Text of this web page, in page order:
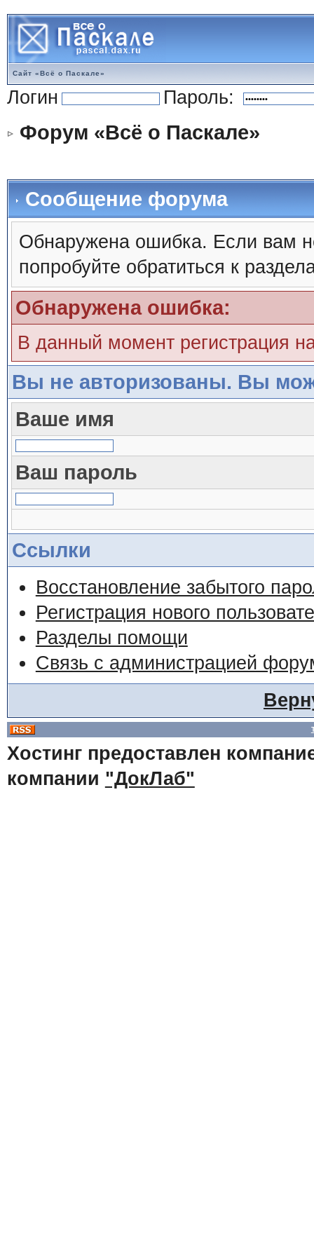
Сайт «Всё о Паскале»
Логин Пароль:
Форум «Всё о Паскале»
Сообщение форума
Обнаружена ошибка. Если вам
попробуйте обратиться к
Обнаружена ошибка:
В данный момент регистрация
Вы не авторизованы. Вы
Ваше имя
Ваш пароль
Ссылки
Восстановление забытого
Регистрация нового
Разделы помощи
Связь с администрацией
Хостинг предоставлен
компании "ДокЛаб"